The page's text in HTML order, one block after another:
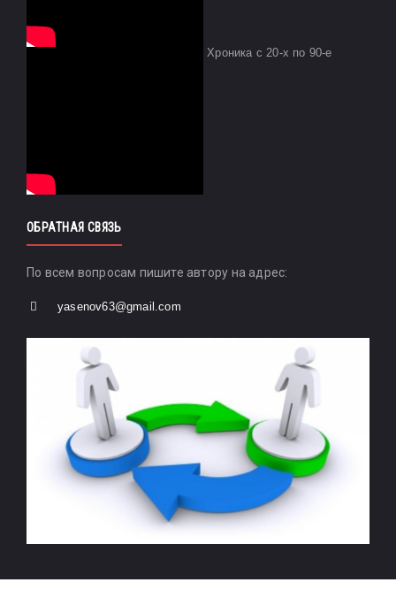
Хроника с 20-х по 90-е
ОБРАТНАЯ СВЯЗЬ
По всем вопросам пишите автору на адрес:
yasenov63@gmail.com